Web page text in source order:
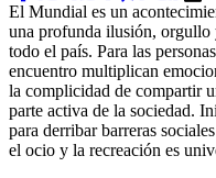
El Mundial es un
una profunda ilusión, orgullo
todo el país. Para las
encuentro multiplican
la complicidad de compartir
parte activa de la sociedad.
para derribar barreras
el ocio y la recreación es